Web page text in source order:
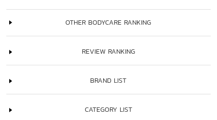
OTHER BODYCARE RANKING
REVIEW RANKING
BRAND LIST
CATEGORY LIST